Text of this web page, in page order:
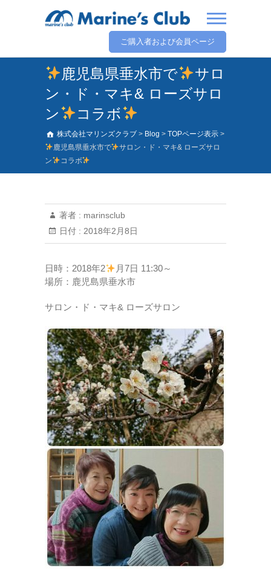
ご購入者および会員ページ
鹿児島県垂水市で
サロ
ン・ド・マキ& ローズサロ
ン
コラボ
株式会社マリンズクラブ > Blog > TOPページ表示 >
鹿児島県垂水市で
サロン・ド・マキ& ローズサロ
ン
コラボ
著者 : marinsclub
日付 : 2018年2月8日
日時：2018年2
月7日 11:30～
場所：鹿児島県垂水市
サロン・ド・マキ& ローズサロン